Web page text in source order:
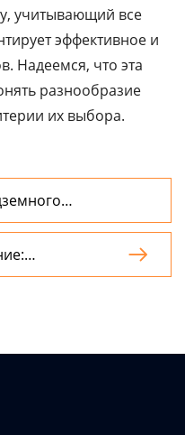
учитывающий все
эффективное и
Надеемся, что эта
разнообразие
их выбора.
руководство
